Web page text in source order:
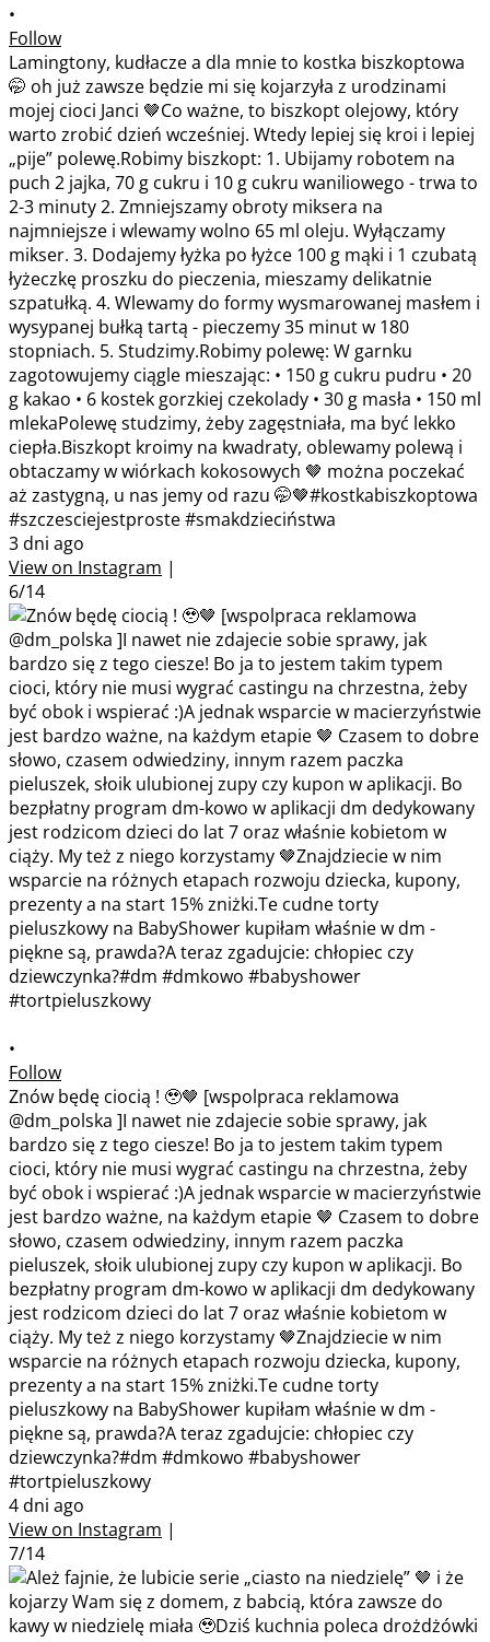
•
Follow
Lamingtony, kudłacze a dla mnie to kostka biszkoptowa
🤭 oh już zawsze będzie mi się kojarzyła z urodzinami
mojej cioci Janci 🤎Co ważne, to biszkopt olejowy, który
warto zrobić dzień wcześniej. Wtedy lepiej się kroi i lepiej
„pije” polewę.Robimy biszkopt: 1. Ubijamy robotem na
puch 2 jajka, 70 g cukru i 10 g cukru waniliowego - trwa to
2-3 minuty 2. Zmniejszamy obroty miksera na
najmniejsze i wlewamy wolno 65 ml oleju. Wyłączamy
mikser. 3. Dodajemy łyżka po łyżce 100 g mąki i 1 czubatą
łyżeczkę proszku do pieczenia, mieszamy delikatnie
szpatułką. 4. Wlewamy do formy wysmarowanej masłem i
wysypanej bułką tartą - pieczemy 35 minut w 180
stopniach. 5. Studzimy.Robimy polewę: W garnku
zagotowujemy ciągle mieszając: • 150 g cukru pudru • 20
g kakao • 6 kostek gorzkiej czekolady • 30 g masła • 150 ml
mlekaPolewę studzimy, żeby zagęstniała, ma być lekko
ciepła.Biszkopt kroimy na kwadraty, oblewamy polewą i
obtaczamy w wiórkach kokosowych 🤎 można poczekać
aż zastygną, u nas jemy od razu 🤭🤎#kostkabiszkoptowa
#szczesciejestproste #smakdzieciństwa
3 dni ago
View on Instagram |
6/14
•
Follow
Znów będę ciocią ! 🥹🤎 [wspolpraca reklamowa
@dm_polska ]I nawet nie zdajecie sobie sprawy, jak
bardzo się z tego ciesze! Bo ja to jestem takim typem
cioci, który nie musi wygrać castingu na chrzestna, żeby
być obok i wspierać :)A jednak wsparcie w macierzyństwie
jest bardzo ważne, na każdym etapie 🤎 Czasem to dobre
słowo, czasem odwiedziny, innym razem paczka
pieluszek, słoik ulubionej zupy czy kupon w aplikacji. Bo
bezpłatny program dm-kowo w aplikacji dm dedykowany
jest rodzicom dzieci do lat 7 oraz właśnie kobietom w
ciąży. My też z niego korzystamy 🤎Znajdziecie w nim
wsparcie na różnych etapach rozwoju dziecka, kupony,
prezenty a na start 15% zniżki.Te cudne torty
pieluszkowy na BabyShower kupiłam właśnie w dm -
piękne są, prawda?A teraz zgadujcie: chłopiec czy
dziewczynka?#dm #dmkowo #babyshower
#tortpieluszkowy
4 dni ago
View on Instagram |
7/14